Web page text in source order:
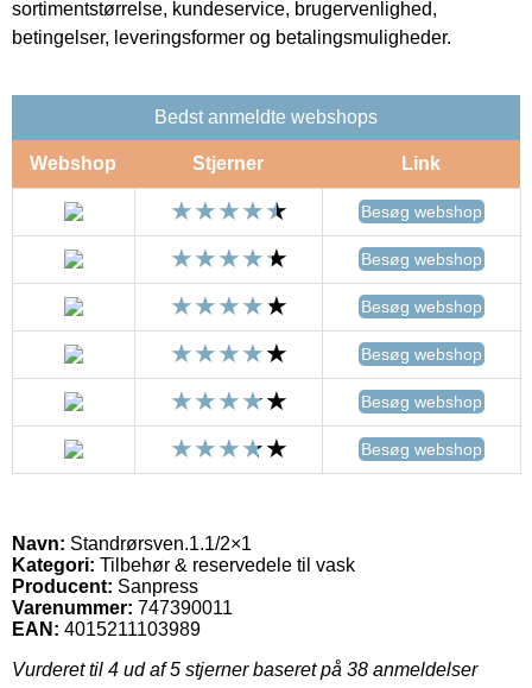
sortimentstørrelse, kundeservice, brugervenlighed,
betingelser, leveringsformer og betalingsmuligheder.
Bedst anmeldte webshops
Webshop Stjerner Link
Besøg webshop
Besøg webshop
Besøg webshop
Besøg webshop
Besøg webshop
Besøg webshop
Navn: Standrørsven.1.1/2×1
Kategori: Tilbehør & reservedele til vask
Producent: Sanpress
Varenummer: 747390011
EAN: 4015211103989
Vurderet til 4 ud af 5 stjerner baseret på 38 anmeldelser